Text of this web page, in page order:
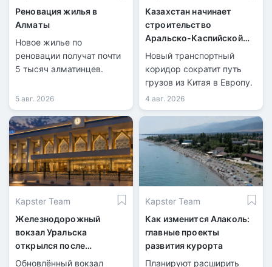
Реновация жилья в
Алматы
Новое жилье по
реновации получат почти
5 тысяч алматинцев.
5 авг. 2026
Казахстан начинает
строительство
Аральско-Каспийской
магистрали
Новый транспортный
коридор сократит путь
грузов из Китая в Европу.
4 авг. 2026
Kapster Team
Железнодорожный
вокзал Уральска
открылся после
масштабной
Обновлённый вокзал
Kapster Team
Как изменится Алаколь:
главные проекты
развития курорта
Планируют расширить